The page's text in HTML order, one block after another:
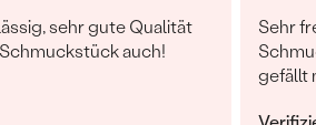
sehr gute Qualität
auch!
Sehr
gefällt